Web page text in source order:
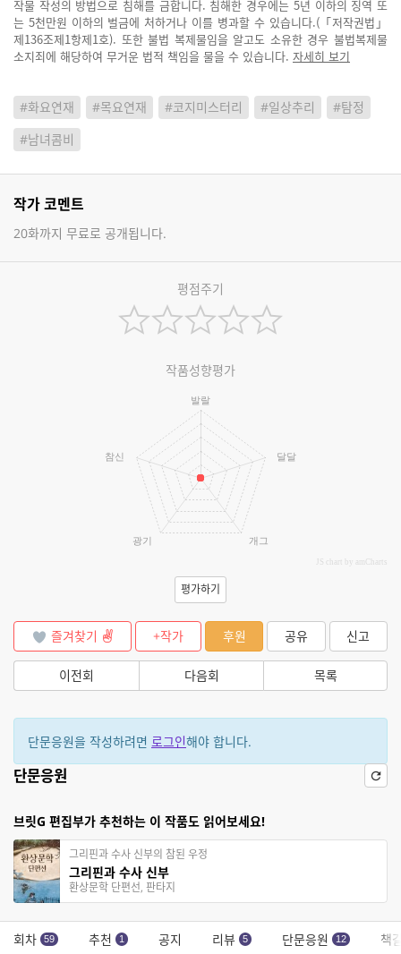
작물 작성의 방법으로 침해를 금합니다. 침해한 경우에는 5년 이하의 징역 또
는 5천만원 이하의 벌금에 처하거나 이를 병과할 수 있습니다.(「저작권법」
제136조제1항제1호). 또한 불법 복제물임을 알고도 소유한 경우 불법복제물
소지죄에 해당하여 무거운 법적 책임을 물을 수 있습니다. 자세히 보기
#화요연재 #목요연재 #코지미스터리 #일상추리
#탐정
#남녀콤비
작가 코멘트
20화까지 무료로 공개됩니다.
평점주기
작품성향평가
발랄
달달
개그
광기
참신
JS chart by amCharts
평가하기
즐겨찾기 +작가 후원 공유 신고
이전회 다음회 목록
단문응원을 작성하려면 로그인해야 합니다.
단문응원
브릿G 편집부가 추천하는 이 작품도 읽어보세요!
그리핀과 수사 신부의 참된 우정
그리핀과 수사 신부
환상문학 단편선, 판타지
회차 59 추천 1 공지 리뷰 5 단문응원 12 책